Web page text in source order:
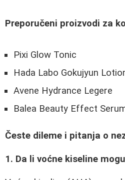
Preporučeni proizvodi za
Pixi Glow Tonic
Hada Labo Gokujyun
Avene Hydrance Legere
Balea Beauty Effect
Česte dileme i pitanja o
1. Da li voćne kiseline